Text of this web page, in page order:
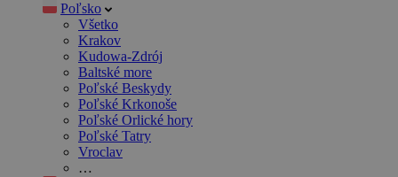
Poľsko
Všetko
Krakov
Kudowa-Zdrój
Baltské more
Poľské Beskydy
Poľské Krkonoše
Poľské Orlické hory
Poľské Tatry
Vroclav
…